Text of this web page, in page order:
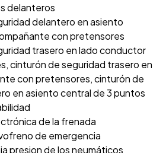
delanteros
delantero en asiento
con pretensores
trasero en lado conductor
cinturón de seguridad trasero en
con pretensores, cinturón de
en asiento central de 3 puntos
de la frenada
de emergencia
presion de los neumáticos